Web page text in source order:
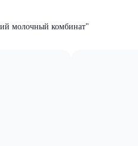
молочный комбинат"